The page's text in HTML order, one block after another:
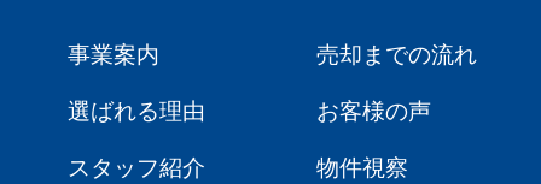
事業案内
選ばれる理由
スタッフ紹介
売却までの流れ
お客様の声
物件視察